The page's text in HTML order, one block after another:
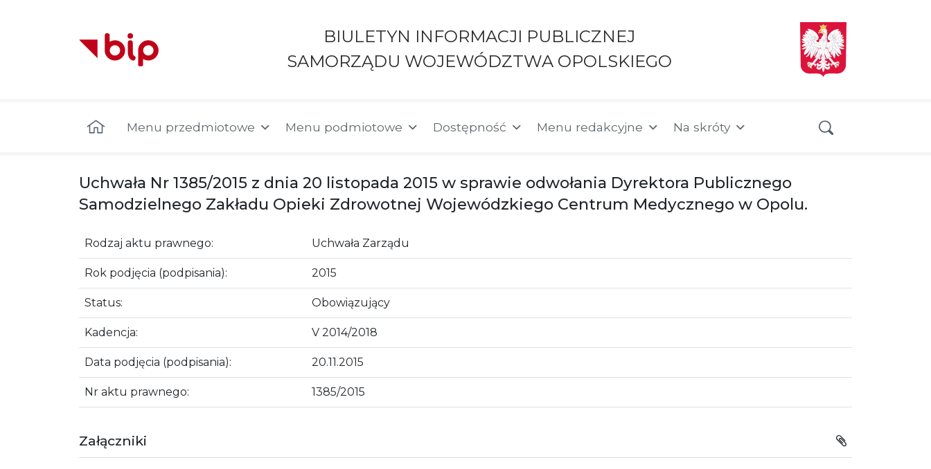
BIULETYN INFORMACJI PUBLICZNEJ
SAMORZĄDU WOJEWÓDZTWA OPOLSKIEGO
Menu przedmiotowe Menu podmiotowe Dostępność Menu redakcyjne Na skróty
Uchwała Nr 1385/2015 z dnia 20 listopada 2015 w sprawie odwołania Dyrektora Publicznego
Samodzielnego Zakładu Opieki Zdrowotnej Wojewódzkiego Centrum Medycznego w Opolu.
Rodzaj aktu prawnego: Uchwała Zarządu
Rok podjęcia (podpisania): 2015
Status: Obowiązujący
Kadencja: V 2014/2018
Data podjęcia (podpisania): 20.11.2015
Nr aktu prawnego: 1385/2015
Załączniki